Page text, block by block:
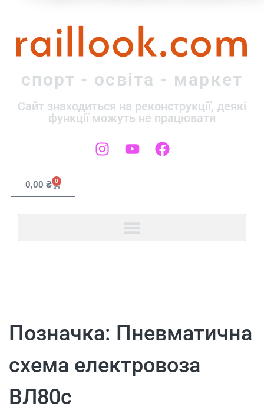
raillook.com
спорт - освіта - маркет
Сайт знаходиться на реконструкції, деякі
функції можуть не працювати
0,00 ₴ 0
Позначка: Пневматична
схема електровоза
ВЛ80с